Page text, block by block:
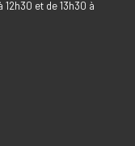
12h30 et de 13h30 à